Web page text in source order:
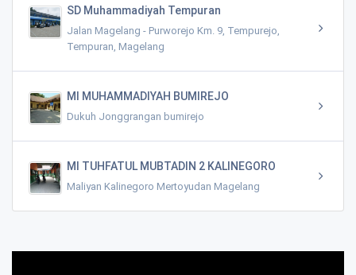
SD Muhammadiyah Tempuran
Jalan Magelang - Purworejo Km. 9, Tempurejo,
Tempuran, Magelang
MI MUHAMMADIYAH BUMIREJO
Dukuh Jonggrangan bumirejo
MI TUHFATUL MUBTADIN 2 KALINEGORO
Maliyan Kalinegoro Mertoyudan Magelang